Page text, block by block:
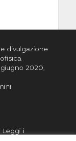
divulgazione
2020,
Leggi i